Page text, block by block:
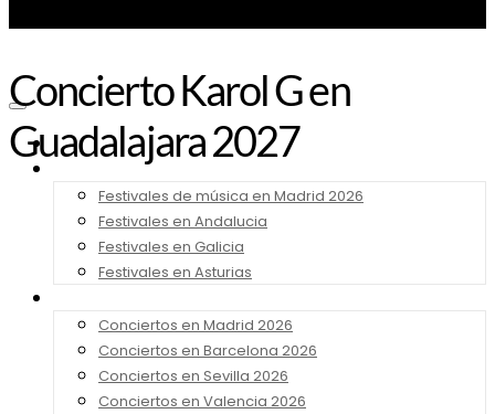
Noticias
Festivales 2026
Festivales de música en Madrid 2026
Festivales en Andalucia
Festivales en Galicia
Festivales en Asturias
Conciertos en Madrid 2026
Conciertos en Barcelona 2026
Conciertos en Sevilla 2026
Conciertos en Valencia 2026
Concierto Karol G en
Guadalajara 2027